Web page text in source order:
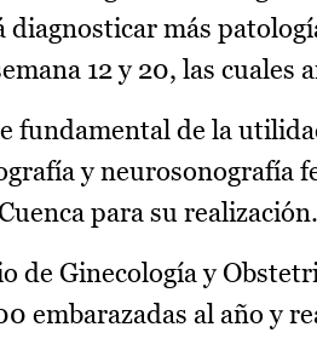
más
12 y 20, las cuales
fundamental de la
y neurosonografía
para su realización.
de Ginecología y
embarazadas al año y